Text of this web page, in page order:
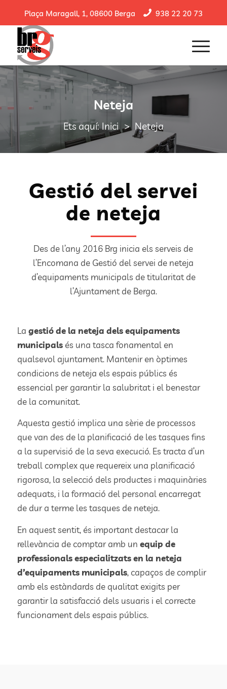
Plaça Maragall, 1, 08600 Berga 938 22 20 73
Neteja
Ets aquí: Inici > Neteja
Gestió del servei
de neteja
Des de l’any 2016 Brg inicia els serveis de
l’Encomana de Gestió del servei de neteja
d’equipaments municipals de titularitat de
l’Ajuntament de Berga.
La gestió de la neteja dels equipaments
municipalsés una tasca fonamental en
qualsevol ajuntament. Mantenir en òptimes
condicions de neteja els espais públics és
essencial per garantir la salubritat i el benestar
de la comunitat.
Aquesta gestió implica una sèrie de processos
que van des de la planificació de les tasques fins
a la supervisió de la seva execució. Es tracta d’un
treball complex que requereix una planificació
rigorosa, la selecció dels productes i maquinàries
adequats, i la formació del personal encarregat
de dur a terme les tasques de neteja.
En aquest sentit, és important destacar la
rellevància de comptar amb un equip de
professionals especialitzats en la neteja
d’equipaments municipals, capaços de complir
amb els estàndards de qualitat exigits per
garantir la satisfacció dels usuaris i el correcte
funcionament dels espais públics.